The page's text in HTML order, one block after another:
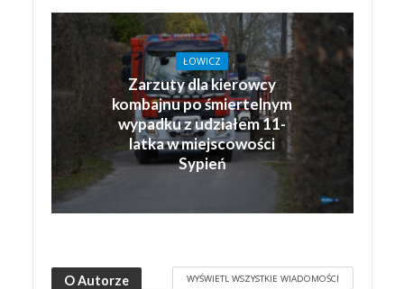
ŁOWICZ
Zarzuty dla kierowcy
kombajnu po śmiertelnym
wypadku z udziałem 11-
latka w miejscowości
Sypień
O Autorze WYŚWIETL WSZYSTKIE WIADOMOŚCI